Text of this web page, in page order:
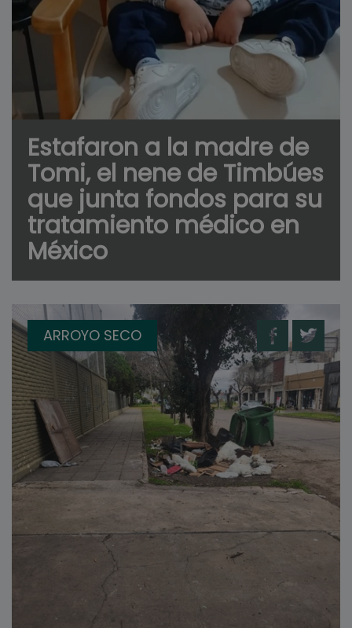
Estafaron a la madre de
Tomi, el nene de Timbúes
que junta fondos para su
tratamiento médico en
México
ARROYO SECO